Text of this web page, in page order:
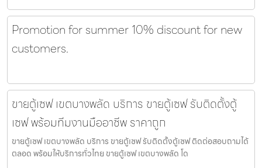
Promotion for summer 10% discount for new
customers.
ขายตู้เซฟ เขตบางพลัด บริการ ขายตู้เซฟ รับติดตั้งตู้
เซฟ พร้อมทีมงานมืออาชีพ ราคาถูก
ขายตู้เซฟ เขตบางพลัด บริการ ขายตู้เซฟ รับติดตั้งตู้เซฟ ติดต่อสอบถามได้
ตลอด พร้อมให้บริการทั่วไทย ขายตู้เซฟ เขตบางพลัด โด